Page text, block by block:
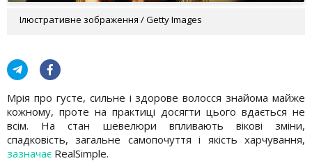
Ілюстративне зображення / Getty Images
Мрія про густе, сильне і здорове волосся знайома майже
кожному, проте на практиці досягти цього вдається не
всім. На стан шевелюри впливають вікові зміни,
спадковість, загальне самопочуття і якість харчування,
зазначає RealSimple.